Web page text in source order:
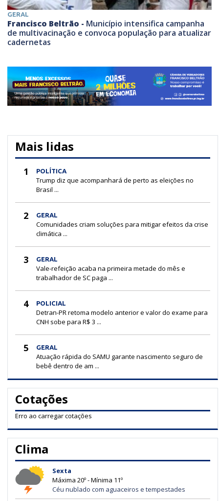
GERAL
Francisco Beltrão - Município intensifica campanha
de multivacinação e convoca população para atualizar
cadernetas
Mais lidas
1 POLÍTICA
Trump diz que acompanhará de perto as eleições no
Brasil ...
2 GERAL
Comunidades criam soluções para mitigar efeitos da crise
climática ...
3 GERAL
Vale-refeição acaba na primeira metade do mês e
trabalhador de SC paga ...
4 POLICIAL
Detran-PR retoma modelo anterior e valor do exame para
CNH sobe para R$ 3 ...
5 GERAL
Atuação rápida do SAMU garante nascimento seguro de
bebê dentro de am ...
Cotações
Erro ao carregar cotações
Clima
Sexta
Máxima 20º - Mínima 11º
Céu nublado com aguaceiros e tempestades